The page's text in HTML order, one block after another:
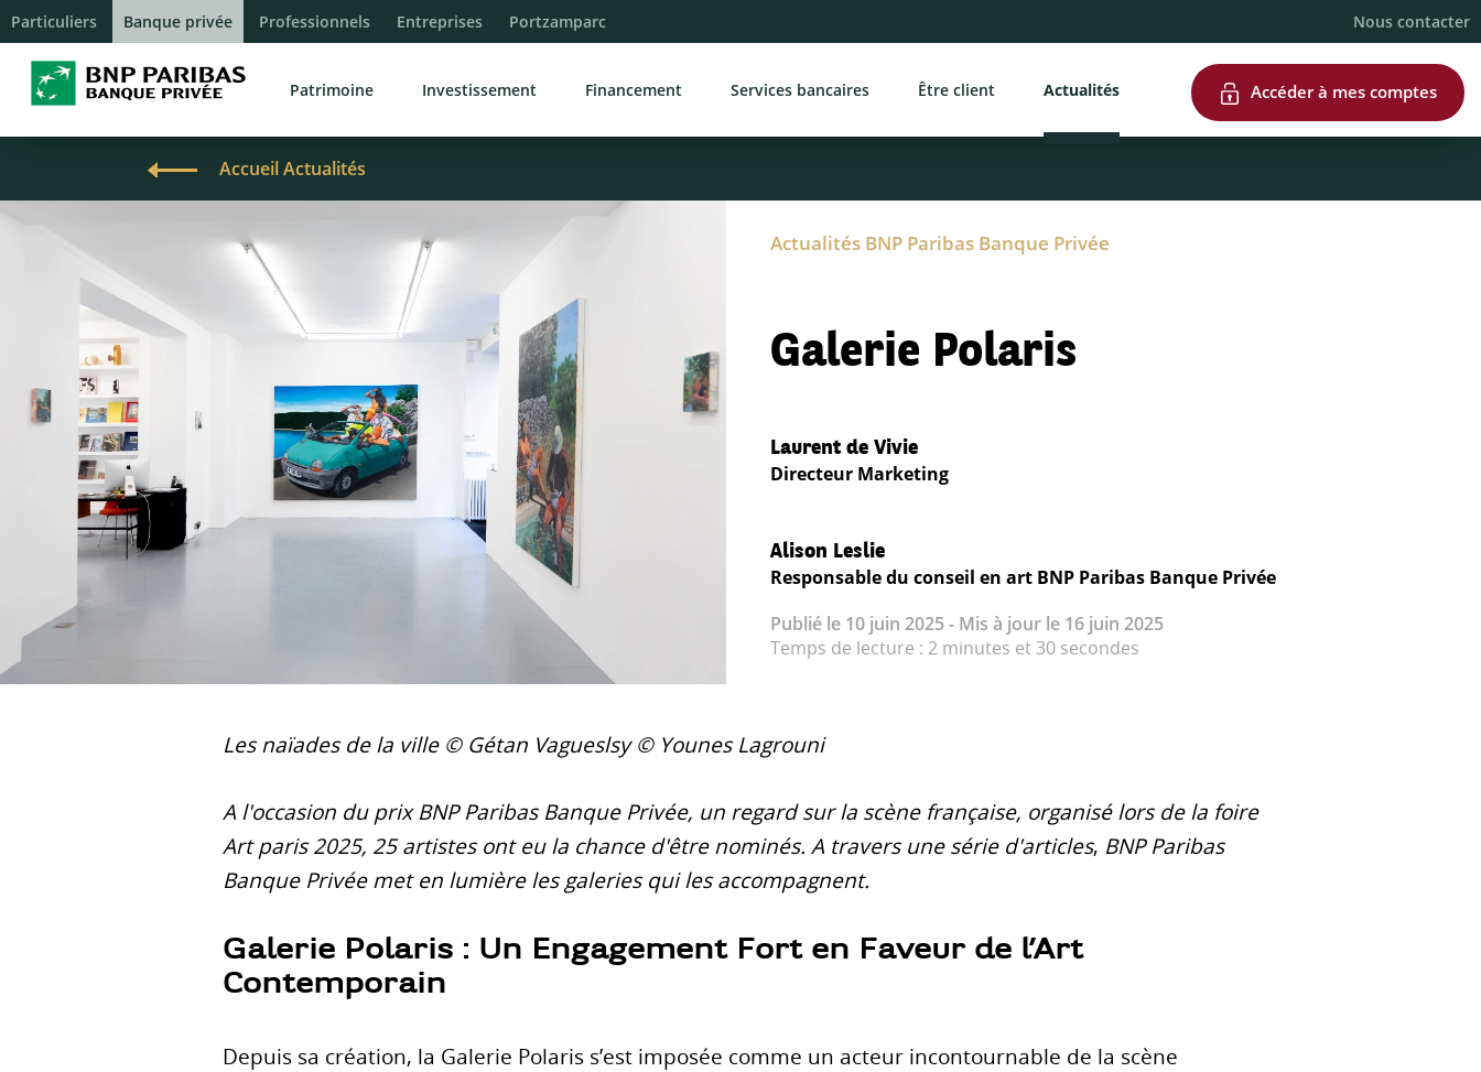
Particuliers Banque privée Professionnels Entreprises Portzamparc Nous contacter
Patrimoine Investissement Financement Services bancaires Être client Actualités Accéder à mes comptes
Accueil Actualités
Actualités BNP Paribas Banque Privée
Galerie Polaris
Laurent de Vivie
Directeur Marketing
Alison Leslie
Responsable du conseil en art BNP Paribas Banque Privée
Publié le 10 juin 2025 - Mis à jour le 16 juin 2025
Temps de lecture : 2 minutes et 30 secondes
Les naïades de la ville © Gétan Vagueslsy © Younes Lagrouni
A l'occasion du prix BNP Paribas Banque Privée, un regard sur la scène française, organisé lors de la foire
Art paris 2025, 25 artistes ont eu la chance d'être nominés. A travers une série d'articles, BNP Paribas
Banque Privée met en lumière les galeries qui les accompagnent.
Galerie Polaris : Un Engagement Fort en Faveur de l’Art
Contemporain
Depuis sa création, la Galerie Polaris s’est imposée comme un acteur incontournable de la scène